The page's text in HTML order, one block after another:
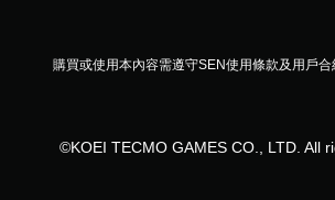
購買或使用本內容需遵守SEN使用條款及用戶合
©KOEI TECMO GAMES CO., LTD. All